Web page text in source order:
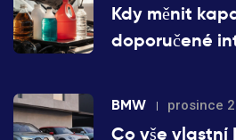
Kdy měnit
doporučené
BMW prosince
Co vše vlastní